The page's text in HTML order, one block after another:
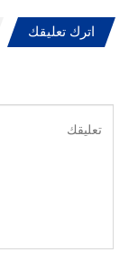
اترك تعليقك